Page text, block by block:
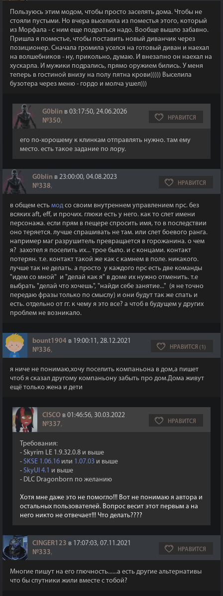
Пользуюсь этим модом, чтобы просто заселять дома. Чтобы не
стояли пустыми. Но вчера выселила из поместья этого, который
из Морфала - с ним еще подраться надо. Вообще вышло забавно.
Пришла я поместье, чтобы поставить новый диванчик через
позиционер. Сначала громила уселся на готовый диван и наехал
на волшебников - ну, прикольно, думаю. И внезапно он наехал на
хускарла. И мужики подрались, прямо оружием бились. У меня
теперь в гостиной внизу на полу пятна крови))))) Выселила
бузотера через меню - гордо и молча ушел)))
G0blin в 03:17:50, 24.06.2026
№350, НРАВИТСЯ
его по-хорошему к клинкам отправлять нужно. там ему
место. есть такое задание по лору.
G0blin в 23:00:00, 04.08.2023
№338, НРАВИТСЯ
в общем есть мод со своим внутреннем управлением npc. без
всяких aft, eff, и прочих. глюки есть у него. как то слет имени
персонажа. если прям в пещере спросить имя, то в последствии
оно теряется. лучше спрашивать не там. или слет боевого ранга.
например маг разрушитель превращается в горожанина. о чем
я? захотел я поселить их... трое было. и с концами. контакт
потерян. т.е. контакт такой же как с камнем в поле. никакого.
лучше так не делать. а просто у каждого npc есть две команды
"идем со мной" и "делай как я" в доме их нужно отменить. т.е
выбрать "делай что хочешь", "найди себе занятие..." (я не точно
передаю фразы только по смыслу) и они будут так же спать и
есть. отдельно от гг. к чему я это все? а чтоб в будущем у других
проблем не возникало.
bount1904 в 19:00:11, 28.12.2021
№336, НРАВИТСЯ (1)
я ниче не понимаю,хочу поселить компаньона в дом,а пишет
чтоб я сказал другому компаньону забыть про дом.Дома живут
ещё только жена и дети
CISCO в 01:46:56, 30.03.2022
№337, НРАВИТСЯ
Требования:
- Skyrim LE 1.9.32.0.8 и выше
- SKSE 1.06.16 или 1.07.03 и выше
- SkyUI 4.1 и выше
- DLC Dragonborn по желанию
Хотя мне даже это не помогло!!! Вот не понимаю я автора и
остальных пользователей. Вопрос весит этот первым а на
него никто не отвечает!!! Что делать????
CINGER123 в 17:07:03, 07.11.2021
№333, НРАВИТСЯ
Многие пишут на его глючность......а есть другие альтернативы
что бы спутники жили вместе с тобой?